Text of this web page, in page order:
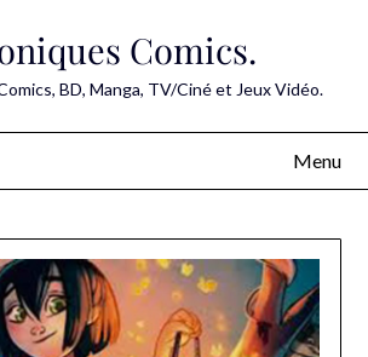
Comics.
BD, Manga, TV/Ciné et Jeux Vidéo.
Menu